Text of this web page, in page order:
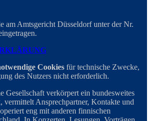
am Amtsgericht Düsseldorf unter der Nr.
Cookies für technische Zwecke,
des Nutzers nicht erforderlich.
Gesellschaft verkörpert ein bundesweites
vermittelt Ansprechpartner, Kontakte und
eng mit anderen finnischen